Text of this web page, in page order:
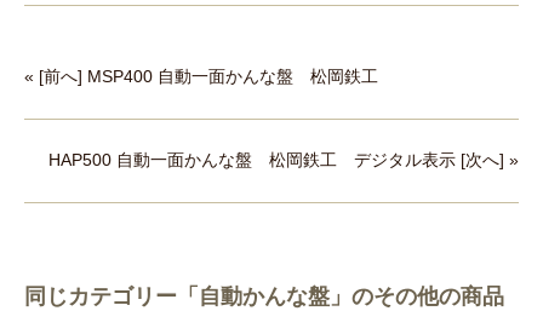
« [前へ] MSP400 自動一面かんな盤 松岡鉄工
HAP500 自動一面かんな盤 松岡鉄工 デジタル表示 [次へ] »
同じカテゴリー「自動かんな盤」のその他の商品